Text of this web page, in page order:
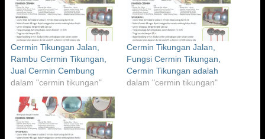
Cermin Tikungan Jalan,
Rambu Cermin Tikungan,
Jual Cermin Cembung
dalam "cermin tikungan"
Cermin Tikungan Jalan,
Fungsi Cermin Tikungan,
Cermin Tikungan adalah
dalam "cermin tikungan"